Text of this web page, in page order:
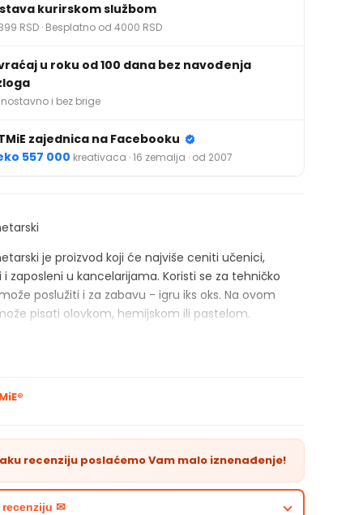
kurirskom službom
RSD · Besplatno od 4000 RSD
u roku od 100 dana bez navođenja
i bez brige
zajednica na Facebooku
557 000 kreativaca · 16 zemalja · od 2007
je proizvod koji će najviše ceniti učenici,
zaposleni u kancelarijama. Koristi se za tehničko
poslužiti i za zabavu - igru iks oks. Na ovom
pisati olovkom, hemijskom ili pastelom.
recenziju poslaćemo Vam malo iznenađenje!
recenziju ✉